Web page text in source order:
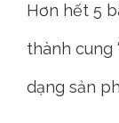
Hơn hết 5
thành cung
dạng sản